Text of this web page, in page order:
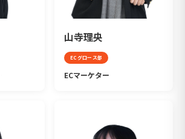
山寺理央
ECグロース部
ECマーケター